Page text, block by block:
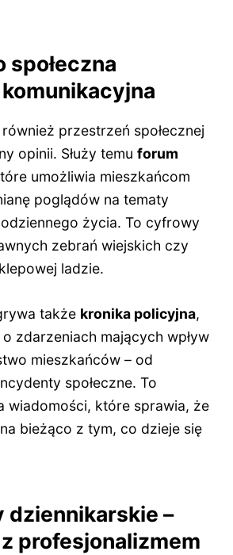
społeczna
przestrzeń społecznej
opinii. Służy temu forum
umożliwia mieszkańcom
poglądów na tematy
życia. To cyfrowy
zebrań wiejskich czy
ladzie.
także kronika policyjna,
zdarzeniach mających wpływ
mieszkańców – od
społeczne. To
wiadomości, które sprawia, że
bieżąco z tym, co dzieje się
dziennikarskie –
profesjonalizmem